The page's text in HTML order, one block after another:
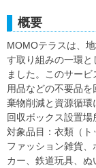
概要
MOMOテラスは、
す取り組みの一環と
ました。このサー
用品などの不要品
棄物削減と資源循環
回収ボックス設置
対象品目：衣類（ト
ファッション雑貨
カー、鉄道玩具、ぬ